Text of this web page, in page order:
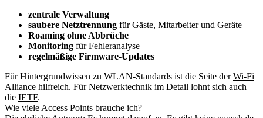
zentrale Verwaltung
saubere Netztrennung für Gäste, Mitarbeiter und Geräte
Roaming ohne Abbrüche
Monitoring für Fehleranalyse
regelmäßige Firmware-Updates
Für Hintergrundwissen zu WLAN-Standards ist die Seite derWi-Fi
Alliance hilfreich. Für Netzwerktechnik im Detail lohnt sich auch
die IETF.
Wie viele Access Points brauche ich?